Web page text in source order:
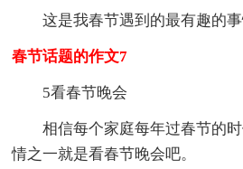
这是我春节遇到的最有趣的事
春节话题的作文7
5看春节晚会
相信每个家庭每年过春节的
情之一就是看春节晚会吧。